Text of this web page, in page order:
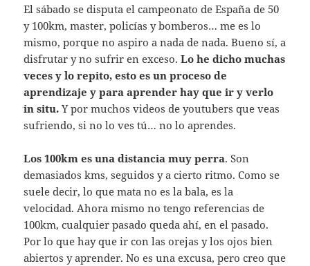
El sábado se disputa el campeonato de España de 50
y 100km, master, policías y bomberos… me es lo
mismo, porque no aspiro a nada de nada. Bueno sí, a
disfrutar y no sufrir en exceso.Lo he dicho muchas
veces y lo repito, esto es un proceso de
aprendizaje y para aprender hay que ir y verlo
in situ. Y por muchos videos de youtubers que veas
sufriendo, si no lo ves tú… no lo aprendes.
Los 100km es una distancia muy perra. Son
demasiados kms, seguidos y a cierto ritmo. Como se
suele decir, lo que mata no es la bala, es la
velocidad. Ahora mismo no tengo referencias de
100km, cualquier pasado queda ahí, en el pasado.
Por lo que hay que ir con las orejas y los ojos bien
abiertos y aprender. No es una excusa, pero creo que